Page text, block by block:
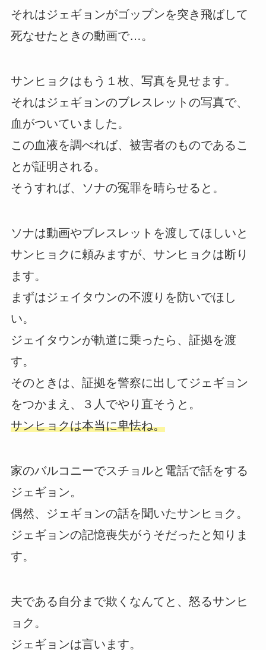
それはジェギョンがゴップンを突き飛ばして
死なせたときの動画で…。
サンヒョクはもう１枚、写真を見せます。
それはジェギョンのブレスレットの写真で、
血がついていました。
この血液を調べれば、被害者のものであるこ
とが証明される。
そうすれば、ソナの冤罪を晴らせると。
ソナは動画やブレスレットを渡してほしいと
サンヒョクに頼みますが、サンヒョクは断り
ます。
まずはジェイタウンの不渡りを防いでほし
い。
ジェイタウンが軌道に乗ったら、証拠を渡
す。
そのときは、証拠を警察に出してジェギョン
をつかまえ、３人でやり直そうと。
サンヒョクは本当に卑怯ね。
家のバルコニーでスチョルと電話で話をする
ジェギョン。
偶然、ジェギョンの話を聞いたサンヒョク。
ジェギョンの記憶喪失がうそだったと知りま
す。
夫である自分まで欺くなんてと、怒るサンヒ
ョク。
ジェギョンは言います。